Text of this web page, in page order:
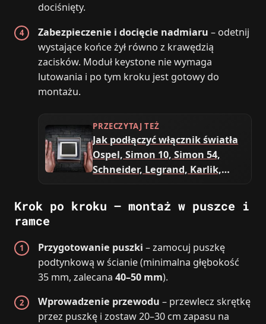
dociśnięty.
Zabezpieczenie i docięcie nadmiaru – odetnij
wystające końce żył równo z krawędzią
zacisków. Moduł keystone nie wymaga
lutowania i po tym kroku jest gotowy do
montażu.
PRZECZYTAJ TEŻ
Jak podłączyć włącznik światła
Ospel, Simon 10, Simon 54,
Schneider, Legrand, Karlik,
Krok po kroku – montaż w puszce i
ramce
Przygotowanie puszki – zamocuj puszkę
podtynkową w ścianie (minimalna głębokość
35 mm, zalecana40–50 mm).
Wprowadzenie przewodu – przewlecz skrętkę
przez puszkę i zostaw 20–30 cm zapasu na